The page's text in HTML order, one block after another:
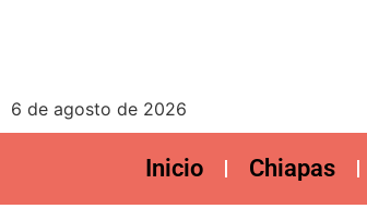
6 de agosto de 2026
Inicio Chiapas